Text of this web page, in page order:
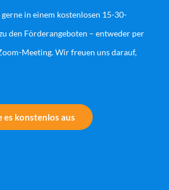
in einem kostenlosen 15-30-
den Förderangeboten – entweder per
Meeting. Wir freuen uns darauf,
es konstenlos aus